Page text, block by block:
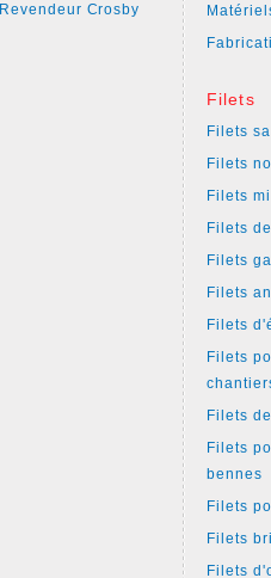
Revendeur Crosby
Filets
Filets
Filets
Filets
Filets
Filets
Filets
Filets
Filets
Filets
Filets
bennes
Filets
Filets
Filets